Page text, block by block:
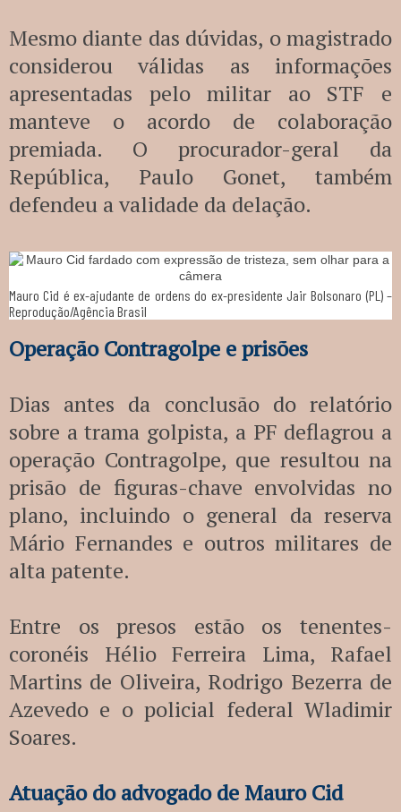
Mesmo diante das dúvidas, o magistrado
considerou válidas as informações
apresentadas pelo militar ao STF e
manteve o acordo de colaboração
premiada. O procurador-geral da
República, Paulo Gonet, também
defendeu a validade da delação.
Mauro Cid é ex-ajudante de ordens do ex-presidente Jair Bolsonaro (PL) –
Reprodução/Agência Brasil
Operação Contragolpe e prisões
Dias antes da conclusão do relatório
sobre a trama golpista, a PF deflagrou a
operação Contragolpe, que resultou na
prisão de figuras-chave envolvidas no
plano, incluindo o general da reserva
Mário Fernandes e outros militares de
alta patente.
Entre os presos estão os tenentes-
coronéis Hélio Ferreira Lima, Rafael
Martins de Oliveira, Rodrigo Bezerra de
Azevedo e o policial federal Wladimir
Soares.
Atuação do advogado de Mauro Cid